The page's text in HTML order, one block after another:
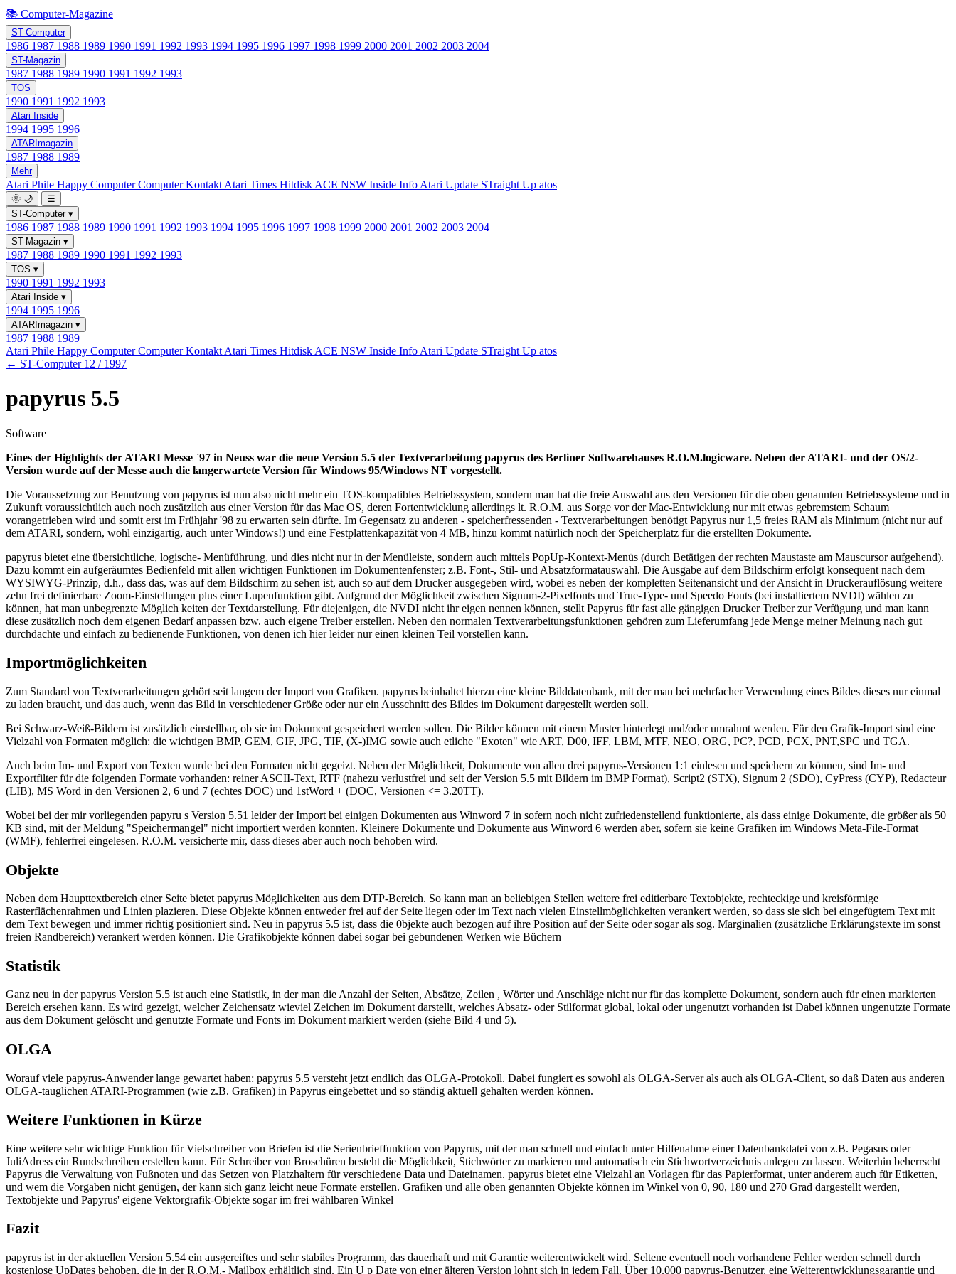
📚 Computer-Magazine
ST-Computer
1986 1987 1988 1989 1990 1991 1992 1993 1994 1995 1996 1997 1998 1999 2000 2001 2002 2003 2004
ST-Magazin
1987 1988 1989 1990 1991 1992 1993
TOS
1990 1991 1992 1993
Atari Inside
1994 1995 1996
ATARImagazin
1987 1988 1989
Mehr
Atari Phile Happy ComputerComputer Kontakt Atari Times Hitdisk ACE NSW Inside Info Atari Update STraight Up atos
🌞 🌙
☰
ST-Computer ▾
1986 1987 1988 1989 1990 1991 1992 1993 1994 1995 1996 1997 1998 1999 2000 2001 2002 2003 2004
ST-Magazin ▾
1987 1988 1989 1990 1991 1992 1993
TOS ▾
1990 1991 1992 1993
Atari Inside ▾
1994 1995 1996
ATARImagazin ▾
1987 1988 1989
Atari Phile Happy ComputerComputer Kontakt Atari Times Hitdisk ACE NSW Inside Info Atari Update STraight Up atos
← ST-Computer 12 / 1997
papyrus 5.5
Software
Eines der Highlights der ATARI Messe `97 in Neuss war die neue Version 5.5 der Textverarbeitung papyrus des Berliner Softwarehauses R.O.M.logicware. Neben der ATARI- und der OS/2-
Version wurde auf der Messe auch die langerwartete Version für Windows 95/Windows NT vorgestellt.
Die Voraussetzung zur Benutzung von papyrus ist nun also nicht mehr ein TOS-kompatibles Betriebssystem, sondern man hat die freie Auswahl aus den Versionen für die oben genannten Betriebssysteme und in
Zukunft voraussichtlich auch noch zusätzlich aus einer Version für das Mac OS, deren Fortentwicklung allerdings lt. R.O.M. aus Sorge vor der Mac-Entwicklung nur mit etwas gebremstem Schaum
vorangetrieben wird und somit erst im Frühjahr '98 zu erwarten sein dürfte. Im Gegensatz zu anderen - speicherfressenden - Textverarbeitungen benötigt Papyrus nur 1,5 freies RAM als Minimum (nicht nur auf
dem ATARI, sondern, wohl einzigartig, auch unter Windows!) und eine Festplattenkapazität von 4 MB, hinzu kommt natürlich noch der Speicherplatz für die erstellten Dokumente.
papyrus bietet eine übersichtliche, logische- Menüführung, und dies nicht nur in der Menüleiste, sondern auch mittels PopUp-Kontext-Menüs (durch Betätigen der rechten Maustaste am Mauscursor aufgehend).
Dazu kommt ein aufgeräumtes Bedienfeld mit allen wichtigen Funktionen im Dokumentenfenster; z.B. Font-, Stil- und Absatzformatauswahl. Die Ausgabe auf dem Bildschirm erfolgt konsequent nach dem
WYSIWYG-Prinzip, d.h., dass das, was auf dem Bildschirm zu sehen ist, auch so auf dem Drucker ausgegeben wird, wobei es neben der kompletten Seitenansicht und der Ansicht in Druckerauflösung weitere
zehn frei definierbare Zoom-Einstellungen plus einer Lupenfunktion gibt. Aufgrund der Möglichkeit zwischen Signum-2-Pixelfonts und True-Type- und Speedo Fonts (bei installiertem NVDI) wählen zu
können, hat man unbegrenzte Möglich keiten der Textdarstellung. Für diejenigen, die NVDI nicht ihr eigen nennen können, stellt Papyrus für fast alle gängigen Drucker Treiber zur Verfügung und man kann
diese zusätzlich noch dem eigenen Bedarf anpassen bzw. auch eigene Treiber erstellen. Neben den normalen Textverarbeitungsfunktionen gehören zum Lieferumfang jede Menge meiner Meinung nach gut
durchdachte und einfach zu bedienende Funktionen, von denen ich hier leider nur einen kleinen Teil vorstellen kann.
Importmöglichkeiten
Zum Standard von Textverarbeitungen gehört seit langem der Import von Grafiken. papyrus beinhaltet hierzu eine kleine Bilddatenbank, mit der man bei mehrfacher Verwendung eines Bildes dieses nur einmal
zu laden braucht, und das auch, wenn das Bild in verschiedener Größe oder nur ein Ausschnitt des Bildes im Dokument dargestellt werden soll.
Bei Schwarz-Weiß-Bildern ist zusätzlich einstellbar, ob sie im Dokument gespeichert werden sollen. Die Bilder können mit einem Muster hinterlegt und/oder umrahmt werden. Für den Grafik-Import sind eine
Vielzahl von Formaten möglich: die wichtigen BMP, GEM, GIF, JPG, TIF, (X-)IMG sowie auch etliche "Exoten" wie ART, D00, IFF, LBM, MTF, NEO, ORG, PC?, PCD, PCX, PNT,SPC und TGA.
Auch beim Im- und Export von Texten wurde bei den Formaten nicht gegeizt. Neben der Möglichkeit, Dokumente von allen drei papyrus-Versionen 1:1 einlesen und speichern zu können, sind Im- und
Exportfilter für die folgenden Formate vorhanden: reiner ASCII-Text, RTF (nahezu verlustfrei und seit der Version 5.5 mit Bildern im BMP Format), Script2 (STX), Signum 2 (SDO), CyPress (CYP), Redacteur
(LIB), MS Word in den Versionen 2, 6 und 7 (echtes DOC) und 1stWord + (DOC, Versionen <= 3.20TT).
Wobei bei der mir vorliegenden papyru s Version 5.51 leider der Import bei einigen Dokumenten aus Winword 7 in sofern noch nicht zufriedenstellend funktionierte, als dass einige Dokumente, die größer als 50
KB sind, mit der Meldung "Speichermangel" nicht importiert werden konnten. Kleinere Dokumente und Dokumente aus Winword 6 werden aber, sofern sie keine Grafiken im Windows Meta-File-Format
(WMF), fehlerfrei eingelesen. R.O.M. versicherte mir, dass dieses aber auch noch behoben wird.
Objekte
Neben dem Haupttextbereich einer Seite bietet papyrus Möglichkeiten aus dem DTP-Bereich. So kann man an beliebigen Stellen weitere frei editierbare Textobjekte, rechteckige und kreisförmige
Rasterflächenrahmen und Linien plazieren. Diese Objekte können entweder frei auf der Seite liegen oder im Text nach vielen Einstellmöglichkeiten verankert werden, so dass sie sich bei eingefügtem Text mit
dem Text bewegen und immer richtig positioniert sind. Neu in papyrus 5.5 ist, dass die 0bjekte auch bezogen auf ihre Position auf der Seite oder sogar als sog. Marginalien (zusätzliche Erklärungstexte im sonst
freien Randbereich) verankert werden können. Die Grafikobjekte können dabei sogar bei gebundenen Werken wie Büchern
Statistik
Ganz neu in der papyrus Version 5.5 ist auch eine Statistik, in der man die Anzahl der Seiten, Absätze, Zeilen , Wörter und Anschläge nicht nur für das komplette Dokument, sondern auch für einen markierten
Bereich ersehen kann. Es wird gezeigt, welcher Zeichensatz wieviel Zeichen im Dokument darstellt, welches Absatz- oder Stilformat global, lokal oder ungenutzt vorhanden ist Dabei können ungenutzte Formate
aus dem Dokument gelöscht und genutzte Formate und Fonts im Dokument markiert werden (siehe Bild 4 und 5).
OLGA
Worauf viele papyrus-Anwender lange gewartet haben: papyrus 5.5 versteht jetzt endlich das OLGA-Protokoll. Dabei fungiert es sowohl als OLGA-Server als auch als OLGA-Client, so daß Daten aus anderen
OLGA-tauglichen ATARI-Programmen (wie z.B. Grafiken) in Papyrus eingebettet und so ständig aktuell gehalten werden können.
Weitere Funktionen in Kürze
Eine weitere sehr wichtige Funktion für Vielschreiber von Briefen ist die Serienbrieffunktion von Papyrus, mit der man schnell und einfach unter Hilfenahme einer Datenbankdatei von z.B. Pegasus oder
JuliAdress ein Rundschreiben erstellen kann. Für Schreiber von Broschüren besteht die Möglichkeit, Stichwörter zu markieren und automatisch ein Stichwortverzeichnis anlegen zu lassen. Weiterhin beherrscht
Papyrus die Verwaltung von Fußnoten und das Setzen von Platzhaltern für verschiedene Data und Dateinamen. papyrus bietet eine Vielzahl an Vorlagen für das Papierformat, unter anderem auch für Etiketten,
und wem die Vorgaben nicht genügen, der kann sich ganz leicht neue Formate erstellen. Grafiken und alle oben genannten Objekte können im Winkel von 0, 90, 180 und 270 Grad dargestellt werden,
Textobjekte und Papyrus' eigene Vektorgrafik-Objekte sogar im frei wählbaren Winkel
Fazit
papyrus ist in der aktuellen Version 5.54 ein ausgereiftes und sehr stabiles Programm, das dauerhaft und mit Garantie weiterentwickelt wird. Seltene eventuell noch vorhandene Fehler werden schnell durch
kostenlose UpDates behoben, die in der R.O.M.- Mailbox erhältlich sind. Ein U p Date von einer älteren Version lohnt sich in jedem Fall. Über 10.000 papyrus-Benutzer, eine Weiterentwicklungsgarantie und